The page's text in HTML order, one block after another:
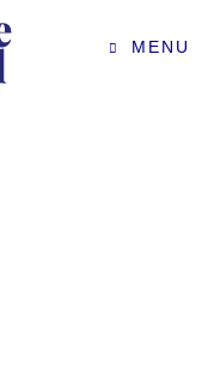
MENU